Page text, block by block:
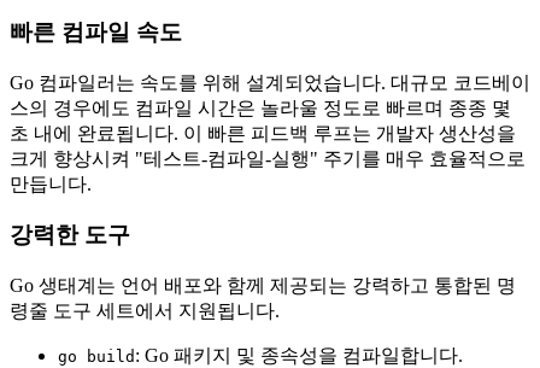
빠른 컴파일 속도
Go 컴파일러는 속도를 위해 설계되었습니다. 대규모 코드베이
스의 경우에도 컴파일 시간은 놀라울 정도로 빠르며 종종 몇
초 내에 완료됩니다. 이 빠른 피드백 루프는 개발자 생산성을
크게 향상시켜 "테스트-컴파일-실행" 주기를 매우 효율적으로
만듭니다.
강력한 도구
Go 생태계는 언어 배포와 함께 제공되는 강력하고 통합된 명
령줄 도구 세트에서 지원됩니다.
go build : Go 패키지 및 종속성을 컴파일합니다.